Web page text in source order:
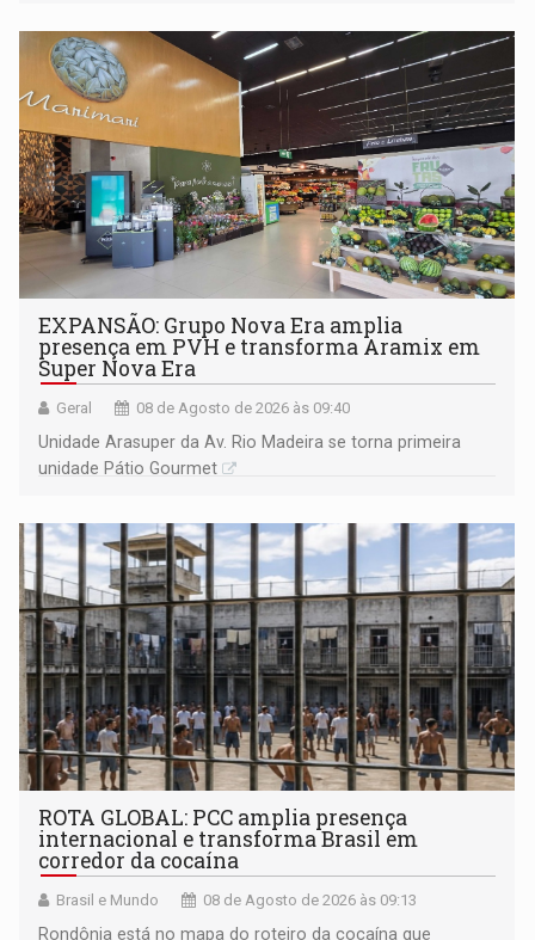
EXPANSÃO: Grupo Nova Era amplia
presença em PVH e transforma Aramix em
Super Nova Era
Geral 08 de Agosto de 2026 às 09:40
Unidade Arasuper da Av. Rio Madeira se torna primeira
unidade Pátio Gourmet
ROTA GLOBAL: PCC amplia presença
internacional e transforma Brasil em
corredor da cocaína
Brasil e Mundo 08 de Agosto de 2026 às 09:13
Rondônia está no mapa do roteiro da cocaína que